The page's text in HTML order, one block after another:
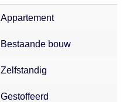
Appartement
Bestaande bouw
Zelfstandig
Gestoffeerd